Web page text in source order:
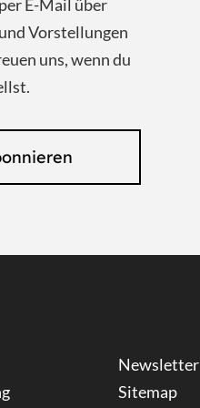
E-Mail über
Vorstellungen
uns, wenn du
Newsletter
Sitemap